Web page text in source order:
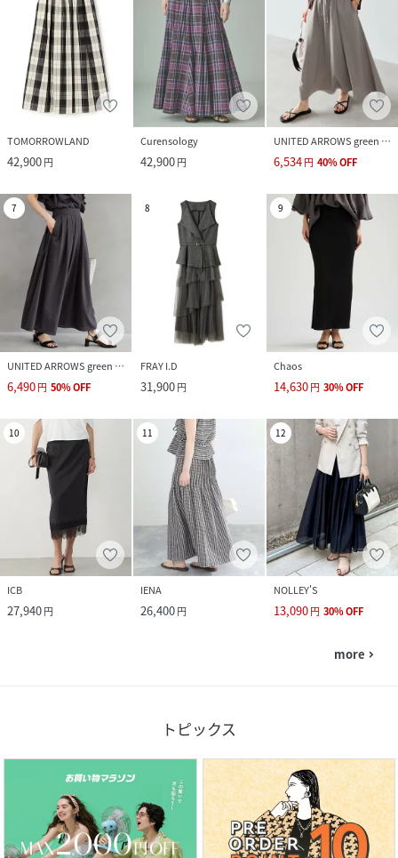
TOMORROWLAND
42,900円
Curensology
42,900円
UNITED ARROWS green label relaxing
6,534円 40%OFF
7
UNITED ARROWS green label relaxing
6,490円 50%OFF
8
FRAY I.D
31,900円
9
Chaos
14,630円 30%OFF
10
ICB
27,940円
11
IENA
26,400円
12
NOLLEY'S
13,090円 30%OFF
more navigate_next
トピックス